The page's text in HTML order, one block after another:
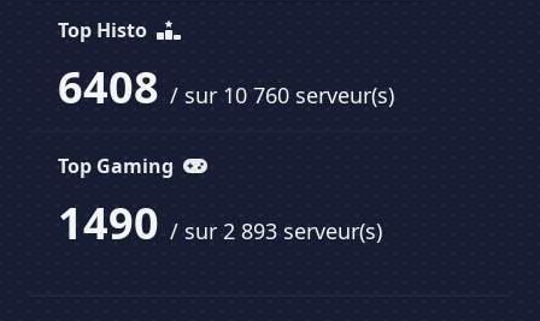
Top Histo
6408 / sur 10 760 serveur(s)
Top Gaming
1490 / sur 2 893 serveur(s)